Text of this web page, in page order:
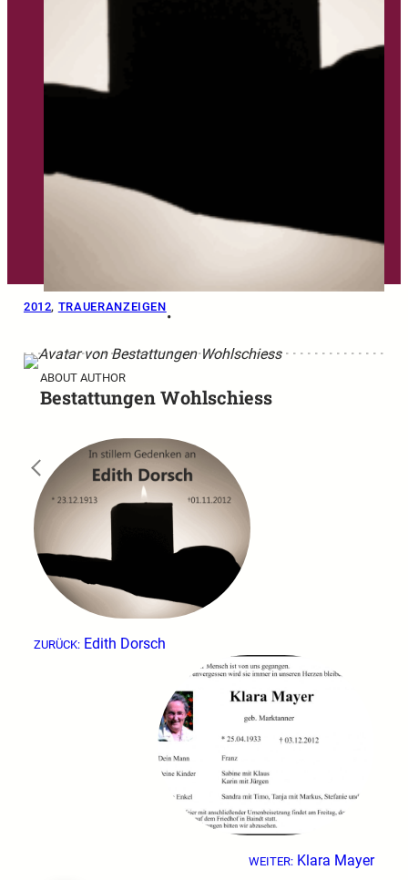
2012, TRAUERANZEIGEN
•
ABOUT AUTHOR
Bestattungen Wohlschiess
←
ZURÜCK: Edith Dorsch
WEITER: Klara Mayer